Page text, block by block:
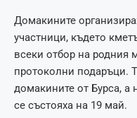
Домакините
участници, където
всеки отбор на родния
протоколни подаръци.
домакините от Бурса, а
се състояха на 19 май.